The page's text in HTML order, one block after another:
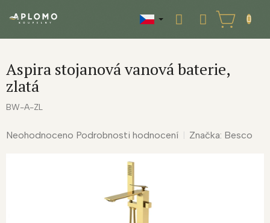
NÁKUPNÍ
KOŠÍK
Aspira stojanová vanová baterie,
zlatá
BW-A-ZL
Průměrné
Neohodnoceno Podrobnosti hodnocení Značka: Besco